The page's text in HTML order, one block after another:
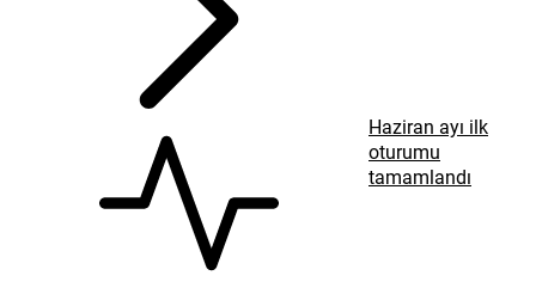
Haziran ayı ilk
oturumu
tamamlandı